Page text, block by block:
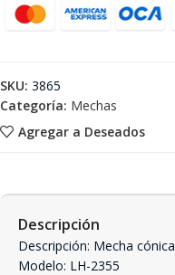
Agregar a Deseados
SKU: 3865
Categoría: Mechas
Descripción
Descripción: Mecha cónica
Modelo: LH-2355